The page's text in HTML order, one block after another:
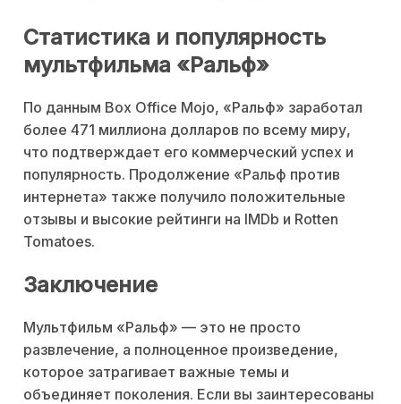
Статистика и популярность
мультфильма «Ральф»
По данным Box Office Mojo, «Ральф» заработал
более 471 миллиона долларов по всему миру,
что подтверждает его коммерческий успех и
популярность. Продолжение «Ральф против
интернета» также получило положительные
отзывы и высокие рейтинги на IMDb и Rotten
Tomatoes.
Заключение
Мультфильм «Ральф» — это не просто
развлечение, а полноценное произведение,
которое затрагивает важные темы и
объединяет поколения. Если вы заинтересованы